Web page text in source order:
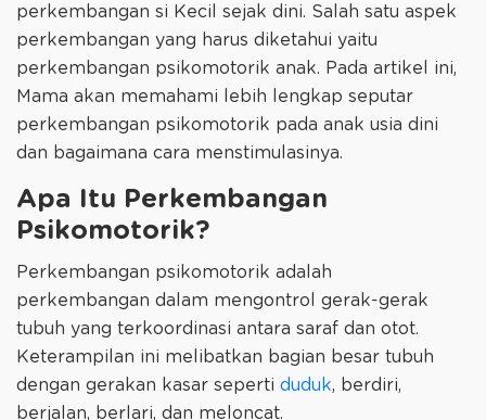
perkembangan si Kecil sejak dini. Salah satu aspek
perkembangan yang harus diketahui yaitu
perkembangan psikomotorik anak. Pada artikel ini,
Mama akan memahami lebih lengkap seputar
perkembangan psikomotorik pada anak usia dini
dan bagaimana cara menstimulasinya.
Apa Itu Perkembangan
Psikomotorik?
Perkembangan psikomotorik adalah
perkembangan dalam mengontrol gerak-gerak
tubuh yang terkoordinasi antara saraf dan otot.
Keterampilan ini melibatkan bagian besar tubuh
dengan gerakan kasar seperti duduk, berdiri,
berjalan, berlari, dan meloncat.